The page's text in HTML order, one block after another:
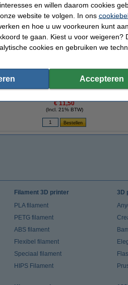
dit artikel ook besteld hebben
3DLAC hechtspray (400 ml)
€ 11,50
(Incl. 21% BTW)
Filament 3D printer
PLA filament
PETG filament
ABS filament
Flexibel filament
Speciaal filament
HIPS Filament
3D
en willen daarom cookies
website te volgen. In ons
en hoe u uw voorkeuren kunt
te gaan. Kiest u voor weigeren?
cookies en gebruiken we
Accepteren